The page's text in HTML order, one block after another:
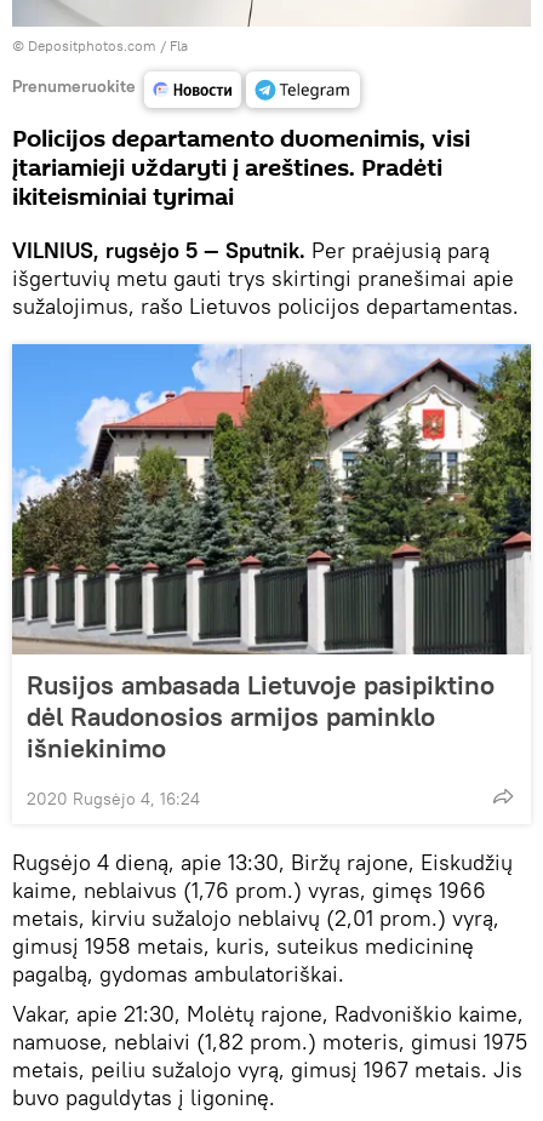
© Depositphotos.com / Fla
Prenumeruokite
Policijos departamento duomenimis, visi
įtariamieji uždaryti į areštines. Pradėti
ikiteisminiai tyrimai
VILNIUS, rugsėjo 5 — Sputnik. Per praėjusią parą
išgertuvių metu gauti trys skirtingi pranešimai apie
sužalojimus, rašo Lietuvos policijos departamentas.
Rusijos ambasada Lietuvoje pasipiktino
dėl Raudonosios armijos paminklo
išniekinimo
2020 Rugsėjo 4, 16:24
Rugsėjo 4 dieną, apie 13:30, Biržų rajone, Eiskudžių
kaime, neblaivus (1,76 prom.) vyras, gimęs 1966
metais, kirviu sužalojo neblaivų (2,01 prom.) vyrą,
gimusį 1958 metais, kuris, suteikus medicininę
pagalbą, gydomas ambulatoriškai.
Vakar, apie 21:30, Molėtų rajone, Radvoniškio kaime,
namuose, neblaivi (1,82 prom.) moteris, gimusi 1975
metais, peiliu sužalojo vyrą, gimusį 1967 metais. Jis
buvo paguldytas į ligoninę.